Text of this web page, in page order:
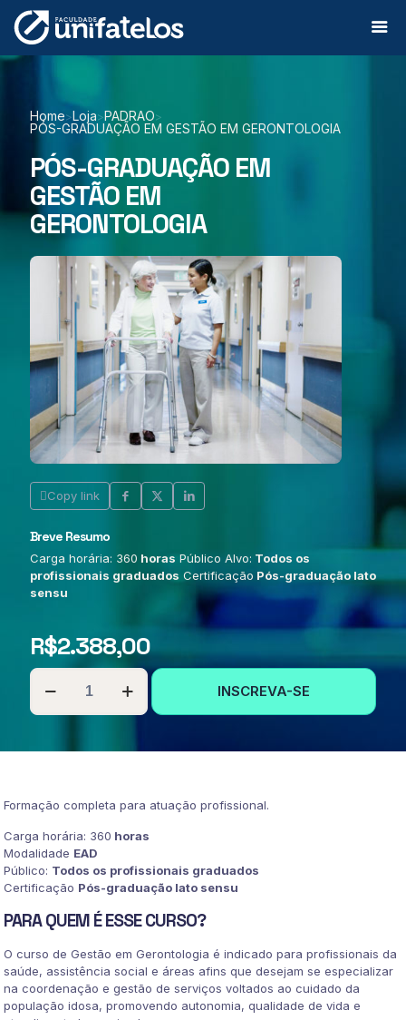
Home>Loja>PADRAO>
PÓS-GRADUAÇÃO EM GESTÃO EM GERONTOLOGIA
PÓS-GRADUAÇÃO EM
GESTÃO EM
GERONTOLOGIA
Copy link
Breve Resumo
Carga horária: 360 horas Público Alvo: Todos os
profissionais graduados Certificação Pós-graduação lato
sensu
R$2.388,00
PÓS-
GRADUAÇÃO
EM
INSCREVA-SE
Formação completa para atuação profissional.
Carga horária: 360 horas
Modalidade EAD
Público: Todos os profissionais graduados
Certificação Pós-graduação lato sensu
PARA QUEM É ESSE CURSO?
O curso de Gestão em Gerontologia é indicado para profissionais da
saúde, assistência social e áreas afins que desejam se especializar
na coordenação e gestão de serviços voltados ao cuidado da
população idosa, promovendo autonomia, qualidade de vida e